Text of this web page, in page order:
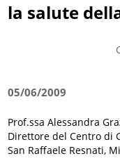
la salute
05/06/2009
Prof.ssa Alessandra
Direttore del Centro di
San Raffaele Resnati,